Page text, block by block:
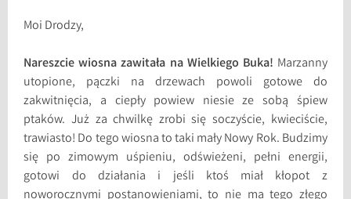
Moi Drodzy,
Nareszcie wiosna zawitała na Wielkiego Buka! Marzanny
utopione, pączki na drzewach powoli gotowe do
zakwitnięcia, a ciepły powiew niesie ze sobą śpiew
ptaków. Już za chwilkę zrobi się soczyście, kwieciście,
trawiasto! Do tego wiosna to taki mały Nowy Rok. Budzimy
się po zimowym uśpieniu, odświeżeni, pełni energii,
gotowi do działania i jeśli ktoś miał kłopot z
noworocznymi postanowieniami, to nie ma tego złego